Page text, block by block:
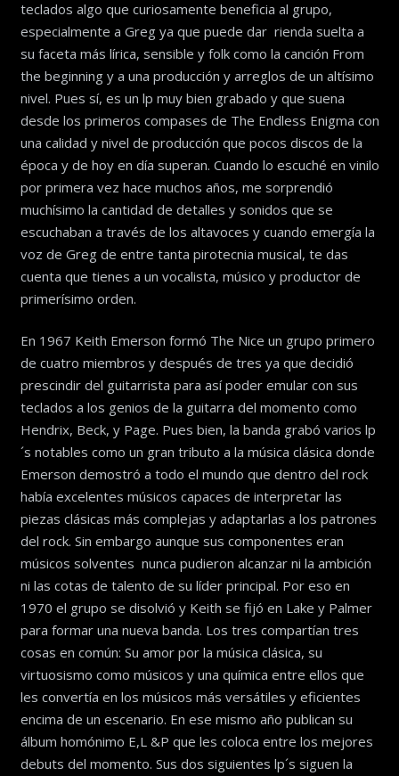
teclados algo que curiosamente beneficia al grupo,
especialmente a Greg ya que puede dar rienda suelta a
su faceta más lírica, sensible y folk como la canción From
the beginning y a una producción y arreglos de un altísimo
nivel. Pues sí, es un lp muy bien grabado y que suena
desde los primeros compases de The Endless Enigma con
una calidad y nivel de producción que pocos discos de la
época y de hoy en día superan. Cuando lo escuché en vinilo
por primera vez hace muchos años, me sorprendió
muchísimo la cantidad de detalles y sonidos que se
escuchaban a través de los altavoces y cuando emergía la
voz de Greg de entre tanta pirotecnia musical, te das
cuenta que tienes a un vocalista, músico y productor de
primerísimo orden.
En 1967 Keith Emerson formó The Nice un grupo primero
de cuatro miembros y después de tres ya que decidió
prescindir del guitarrista para así poder emular con sus
teclados a los genios de la guitarra del momento como
Hendrix, Beck, y Page. Pues bien, la banda grabó varios lp
´s notables como un gran tributo a la música clásica donde
Emerson demostró a todo el mundo que dentro del rock
había excelentes músicos capaces de interpretar las
piezas clásicas más complejas y adaptarlas a los patrones
del rock. Sin embargo aunque sus componentes eran
músicos solventes nunca pudieron alcanzar ni la ambición
ni las cotas de talento de su líder principal. Por eso en
1970 el grupo se disolvió y Keith se fijó en Lake y Palmer
para formar una nueva banda. Los tres compartían tres
cosas en común: Su amor por la música clásica, su
virtuosismo como músicos y una química entre ellos que
les convertía en los músicos más versátiles y eficientes
encima de un escenario. En ese mismo año publican su
álbum homónimo E,L &P que les coloca entre los mejores
debuts del momento. Sus dos siguientes lp´s siguen la